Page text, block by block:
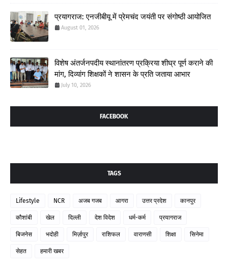
प्रयागराज: एनजीबीयू में प्रेमचंद जयंती पर संगोष्ठी आयोजित
August 01, 2026
विशेष अंतर्जनपदीय स्थानांतरण प्रक्रिया शीघ्र पूर्ण कराने की
मांग, दिव्यांग शिक्षकों ने शासन के प्रति जताया आभार
July 10, 2026
FACEBOOK
TAGS
Lifestyle NCR अजब गजब आगरा उत्तर प्रदेश कानपुर
कौशांबी खेल दिल्ली देश विदेश धर्म-कर्म प्रयागराज
बिजनेस भदोही मिर्ज़ापुर राशिफल वाराणसी शिक्षा सिनेमा
सेहत हमारी खबर